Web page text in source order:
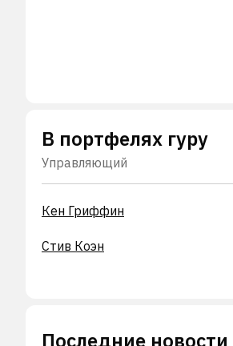
В портфелях гуру
Управляющий
Кен Гриффин
Стив Коэн
Последние новости